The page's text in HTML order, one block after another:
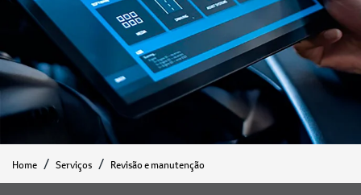
Home Serviços Revisão e manutenção